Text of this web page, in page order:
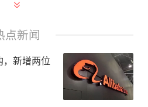
划坚持原来的基础设
片竞争对手美光上周表
点新闻
新增两位